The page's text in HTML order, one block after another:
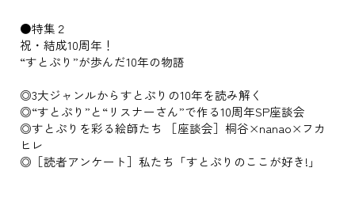
●特集２
祝・結成10周年！
“すとぷり”が歩んだ10年の物語
◎3大ジャンルからすとぷりの10年を読み解く
◎“すとぷり”と“リスナーさん”で作る10周年SP座談会
◎すとぷりを彩る絵師たち ［座談会］桐谷×nanao×フカ
ヒレ
◎［読者アンケート］私たち「すとぷりのここが好き!」